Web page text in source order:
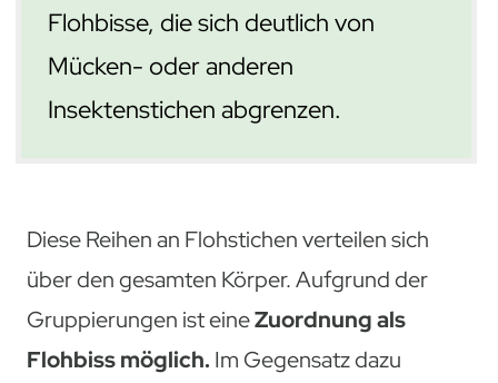
Flohbisse, die sich deutlich von
Mücken- oder anderen
Insektenstichen abgrenzen.
Diese Reihen an Flohstichen verteilen sich
über den gesamten Körper. Aufgrund der
Gruppierungen ist eineZuordnung als
Flohbiss möglich. Im Gegensatz dazu